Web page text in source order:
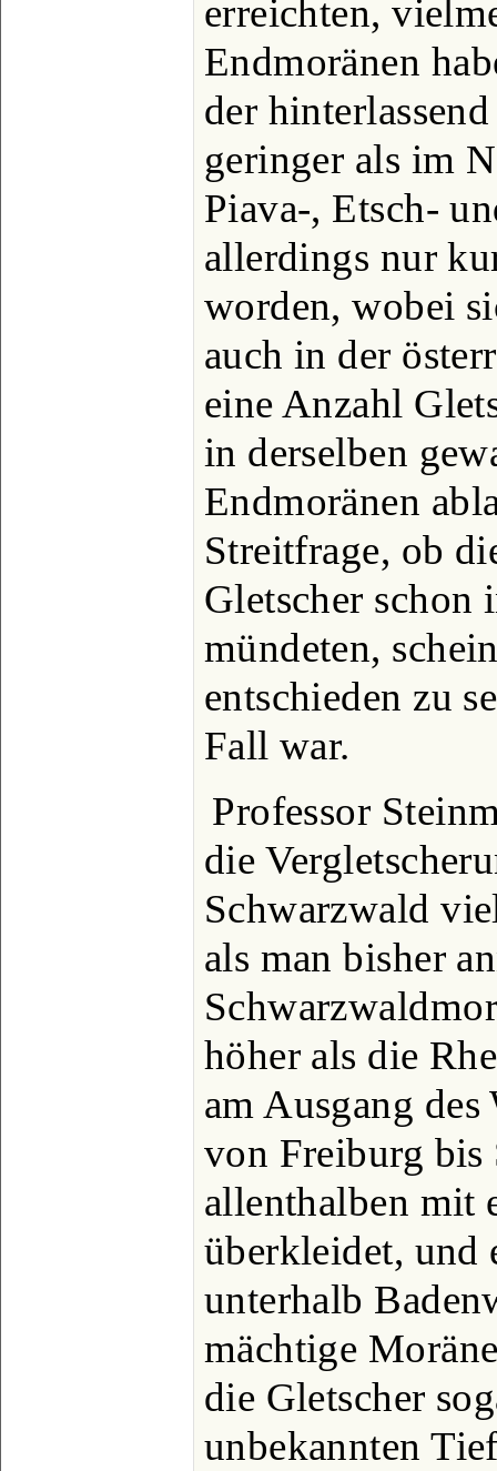
erreichten,
Endmoränen
der
geringer als im
Piava-, Etsch-
allerdings nur
worden, wobei
auch in der
eine Anzahl
in derselben
Endmoränen
Streitfrage, ob
Gletscher schon
mündeten,
entschieden zu
Fall war.
Professor
die
Schwarzwald
als man bisher
höher als die
am Ausgang
von Freiburg bis
allenthalben mit
überkleidet, und
unterhalb
mächtige
die Gletscher
unbekannten